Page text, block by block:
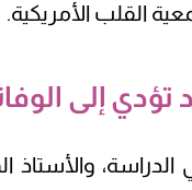
القلب الأمريكية.
تؤدي إلى
الدراسة،